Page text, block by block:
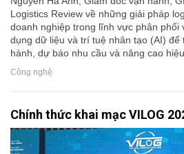
Logistics Review về những giải pháp
doanh nghiệp trong lĩnh vực phân phối
dụng dữ liệu và trí tuệ nhân tạo (AI) để
hành, dự báo nhu cầu và nâng cao
Công nghệ
Chính thức khai mạc VILOG